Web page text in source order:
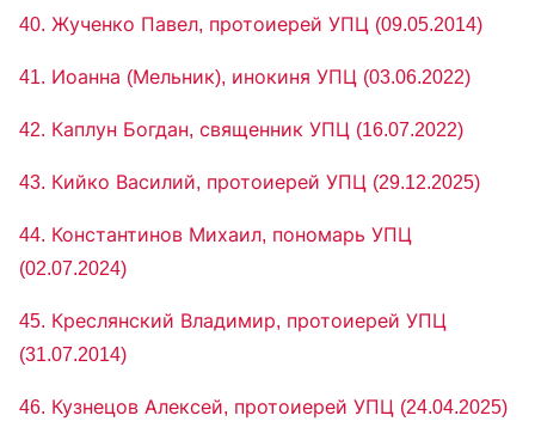
40. Жученко Павел, протоиерей УПЦ (09.05.2014)
41. Иоанна (Мельник), инокиня УПЦ (03.06.2022)
42. Каплун Богдан, священник УПЦ (16.07.2022)
43. Кийко Василий, протоиерей УПЦ (29.12.2025)
44. Константинов Михаил, пономарь УПЦ
(02.07.2024)
45. Креслянский Владимир, протоиерей УПЦ
(31.07.2014)
46. Кузнецов Алексей, протоиерей УПЦ (24.04.2025)